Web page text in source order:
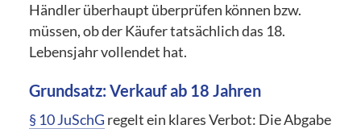
Händler überhaupt überprüfen können bzw.
müssen, ob der Käufer tatsächlich das 18.
Lebensjahr vollendet hat.
Grundsatz: Verkauf ab 18 Jahren
§ 10 JuSchG regelt ein klares Verbot: Die Abgabe